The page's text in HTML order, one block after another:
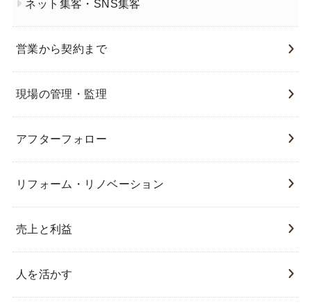
ネット集客・SNS集客
営業から契約まで
現場の管理・監理
アフターフォロー
リフォーム・リノベーション
売上と利益
人を活かす